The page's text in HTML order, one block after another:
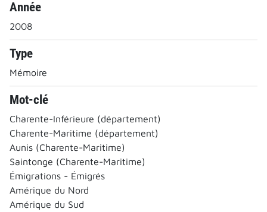
Année
2008
Type
Mémoire
Mot-clé
Charente-Inférieure (département)
Charente-Maritime (département)
Aunis (Charente-Maritime)
Saintonge (Charente-Maritime)
Émigrations - Émigrés
Amérique du Nord
Amérique du Sud